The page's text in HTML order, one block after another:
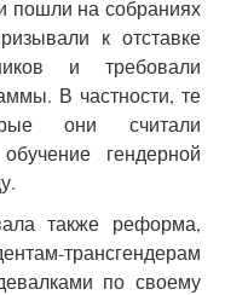
пошли на собраниях
к отставке
и требовали
В частности, те
они считали
гендерной
также реформа,
трансгендерам
по своему